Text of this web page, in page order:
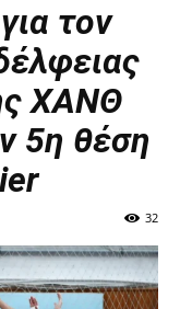
τον
ΧΑΝΘ
5η θέση
32